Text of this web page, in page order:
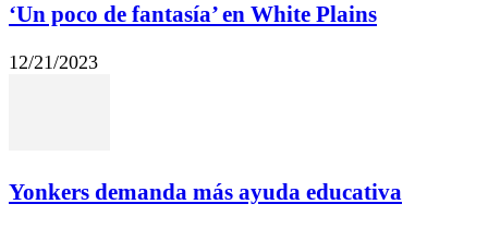
‘Un poco de fantasía’ en White Plains
12/21/2023
Yonkers demanda más ayuda educativa